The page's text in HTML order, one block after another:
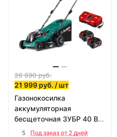
26 690руб.
21 999 руб. / шт
Газонокосилка
аккумуляторная
бесщеточная ЗУБР 40 В
(2x20В), 400 мм
5
Под заказ от 2 дней